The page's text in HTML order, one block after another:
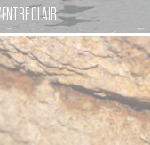
CLAIR